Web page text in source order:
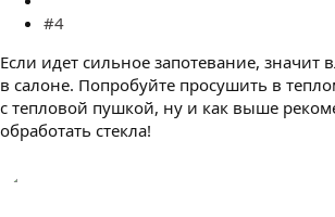
#4
Если идет сильное запотевание, значит
в салоне. Попробуйте просушить в
с тепловой пушкой, ну и как выше
обработать стекла!